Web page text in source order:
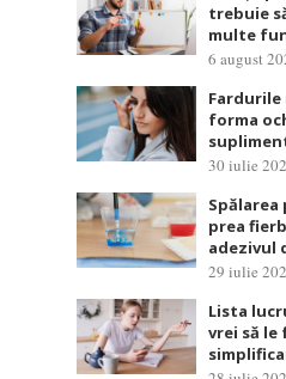
trebuie
multe
6 august
forma
30 iulie
Spălarea
prea
adezivul
29 iulie
Lista
vrei să le